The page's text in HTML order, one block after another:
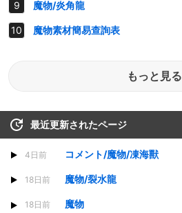
魔物/炎角龍
魔物素材簡易查詢表
もっと見る
最近更新されたページ
4日前 コメント/魔物/凍海獸
18日前 魔物/裂水龍
18日前 魔物